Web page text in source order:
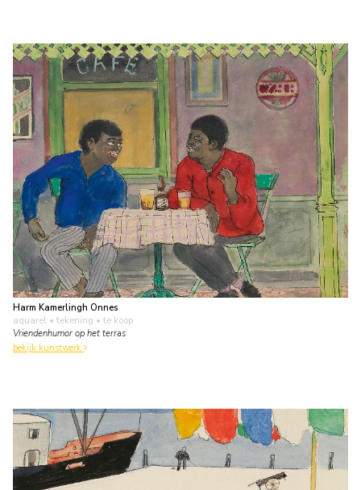
Harm Kamerlingh Onnes
aquarel • tekening • te koop
Vriendenhumor op het terras
bekijk kunstwerk